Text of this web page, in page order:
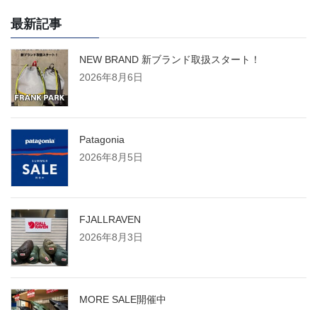
最新記事
NEW BRAND 新ブランド取扱スタート！
2026年8月6日
Patagonia
2026年8月5日
FJALLRAVEN
2026年8月3日
MORE SALE開催中